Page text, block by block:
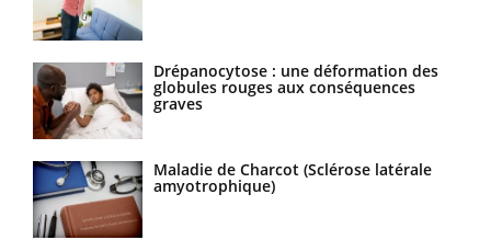
Drépanocytose : une déformation des
globules rouges aux conséquences
graves
Maladie de Charcot (Sclérose latérale
amyotrophique)